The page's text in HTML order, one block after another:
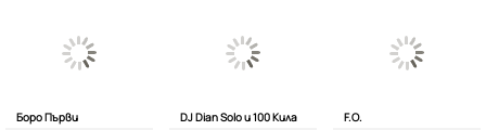
Боро Първи
DJ Dian Solo и 100 Кила
F.O.